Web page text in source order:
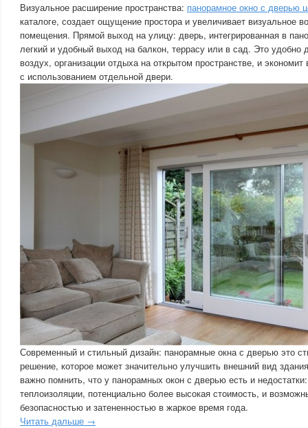
Визуальное расширение пространства: панорамное окно с дверью
каталоге, создает ощущение простора и увеличивает визуальное
помещения. Прямой выход на улицу: дверь, интегрированная в
легкий и удобный выход на балкон, террасу или в сад. Это удобно
воздух, организации отдыха на открытом пространстве, и
с использованием отдельной двери.
Современный и стильный дизайн: панорамные окна с дверью это
решение, которое может значительно улучшить внешний вид
важно помнить, что у панорамных окон с дверью есть и
теплоизоляции, потенциально более высокая стоимость, и
безопасностью и затененностью в жаркое время года.
Читать дальше →